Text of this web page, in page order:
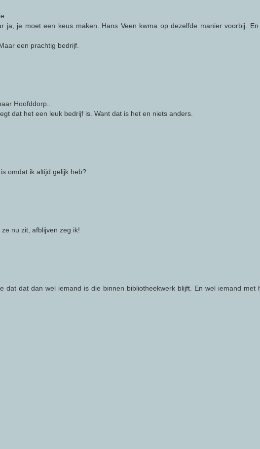
ja, je moet een keus maken. Hans Veen kwma op dezelfde manier voorbij.
een prachtig bedrijf.
Hoofddorp..
dat het een leuk bedrijf is. Want dat is het en niets anders.
omdat ik altijd gelijk heb?
nu zit, afblijven zeg ik!
dat dat dan wel iemand is die binnen bibliotheekwerk blijft. En wel iemand met